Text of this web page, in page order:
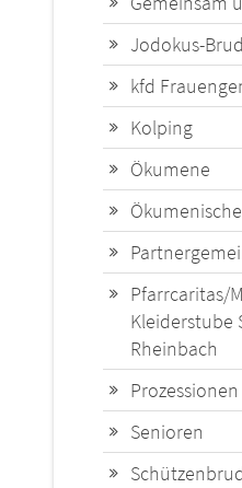
Jodokus-
kfd
Kolping
Ökumene
Pfarrcaritas/
Kleiderstube
Rheinbach
Senioren